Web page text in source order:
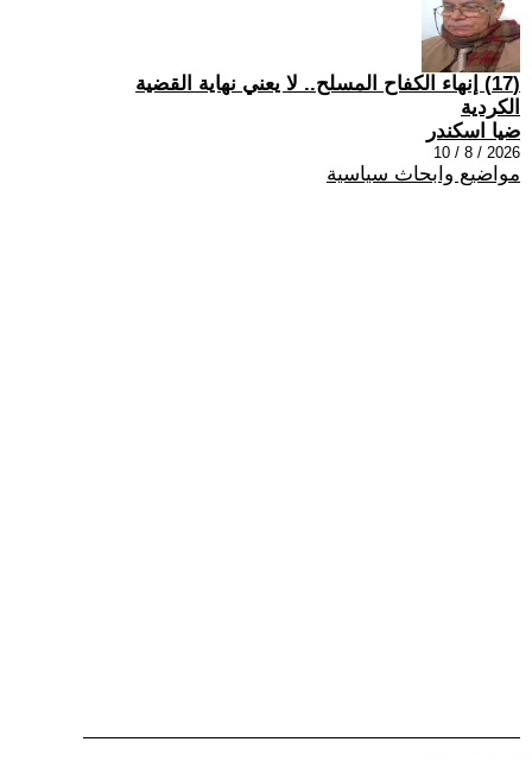
(17) إنهاء الكفاح المسلح.. لا يعني نهاية القضية
الكردية
ضيا اسكندر
2026 / 8 / 10
مواضيع وابحاث سياسية